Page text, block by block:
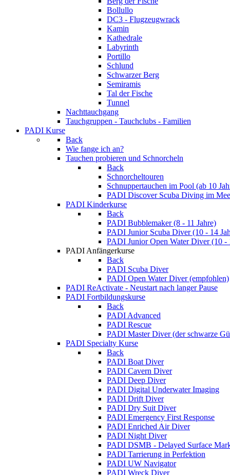
Bollullo
DC3 - Flugzeugwrack
Kamin
Kathedrale
Labyrinth
Portillo
Schlund
Schwarzer Berg
Semiramis
Tal der Fische
Tunnel
Nachttauchgang
Tauchgruppen - Tauchclubs - Familien
PADI Kurse
Back
Wie fange ich an?
Tauchen probieren und Schnorcheln
Back
Schnorcheltouren
Schnuppertauchen im Pool (ab 10
PADI Discover Scuba Diving im
PADI Kinderkurse
Back
PADI Bubblemaker (8 - 11 Jahre)
PADI Junior Scuba Diver (10 - 14
PADI Junior Open Water Diver (10 -
PADI Anfängerkurse
Back
PADI Scuba Diver
PADI Open Water Diver (empfohlen)
PADI ReActivate - Neustart nach langer Pause
PADI Fortbildungskurse
Back
PADI Advanced
PADI Rescue
PADI Master Diver (der schwarze
PADI Specialty Kurse
Back
PADI Boat Diver
PADI Cavern Diver
PADI Deep Diver
PADI Digital Underwater Imaging
PADI Drift Diver
PADI Dry Suit Diver
PADI Emergency First Response
PADI Enriched Air Diver
PADI Night Diver
PADI DSMB - Delayed Surface
PADI Tarrierung in Perfektion
PADI UW Navigator
PADI Wreck Diver